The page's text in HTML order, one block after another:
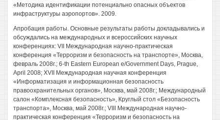
«Методика идентификации потенциально опасных объектов
инфраструктуры аэропортов». 2009.
Апробация работы. Основные результаты работы докладывались и
обсуждались на международных и всероссийских научных
конференциях: VII Международная научно-практическая
конференция «Терроризм и безопасность на транспорте», Москва,
февраль 2008г.; 6-th Eastern European e/Government Days, Prague,
April 2008; XVII Международная научная конференция
«Информатизация и информационная безопасность
правоохранительных органов», Москва, май 2008г.; Международный
салон «Комплексная безопасность», Круглый стол «Безопасность
транспорта», Москва, май 2008г.; VIII Международная научно-
практическая конференция «Терроризм и безопасность на